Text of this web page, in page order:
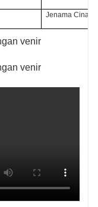
Jenama Cina